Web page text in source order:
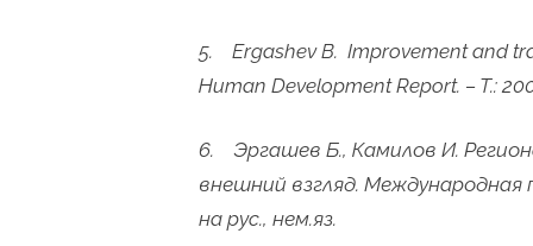
5. Ergashev B. Improvement and
Human Development Report. – T.:
6. Эргашев Б., Камилов И.
внешний взгляд. Международная
на рус., нем.яз.